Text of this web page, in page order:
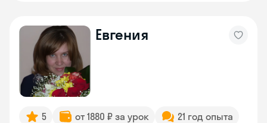
Евгения
5 от 1880 ₽ за урок
21 год опыта